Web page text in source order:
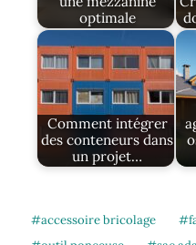
optimale
Comment intégrer
des conteneurs dans
un projet…
accessoire bricolage